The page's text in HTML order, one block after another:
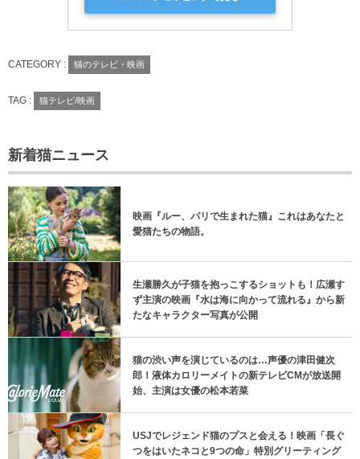
CATEGORY : 猫のテレビ・映画
TAG : 猫テレビ/映画
新着猫ニュース
映画『ルー、パリで生まれた猫』これはあなたと
愛猫たちの物語。
生瀬勝久が子猫を抱っこするショットも！広瀬す
ず主演の映画『水は海に向かって流れる』から新
たなキャラクター写真が公開
猫の渋い声を演じているのは…声優の津田健次
郎！液体カロリーメイトの新テレビCMが放送開
始、主演は女優の松本若菜
USJでレジェンド猫のプスと会える！映画「長ぐ
つをはいたネコと9つの命」特別グリーティング